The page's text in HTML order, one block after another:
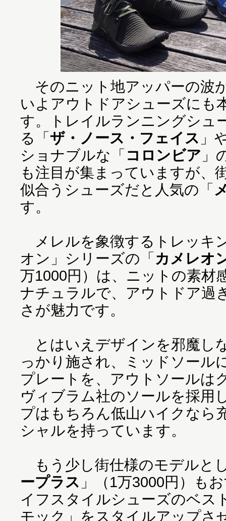
そのニット地アッパーの波
いよアウトドアシューズにも
す。トレイルランニングシュ
る「ザ・ノース・フェイス 」
ショナブルな「コロンビア 」
も注目が集まっていますが、
似合うシューズだと人気の「
す。
メレルを象徴するトレッキ
オン」シリーズの「カメレオ
万1000円）は、ニットの素材
ナチュラルで、アウトドア過
さが魅力です。
とはいえデザインを邪魔し
っかり施され、ミッドソール
プレートを、アウトソールは
ヴィブラム社のソールを採用
プはもちろん低山ハイクなら
シャルを持っています。
もう少し街仕様のモデルと
ープラス 」（1万3000円）も
イフスタイルシューズのベス
モック」をスタイルアップさ